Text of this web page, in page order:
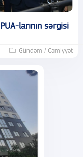
larının sərgisi
Gündəm / Cəmiyyət